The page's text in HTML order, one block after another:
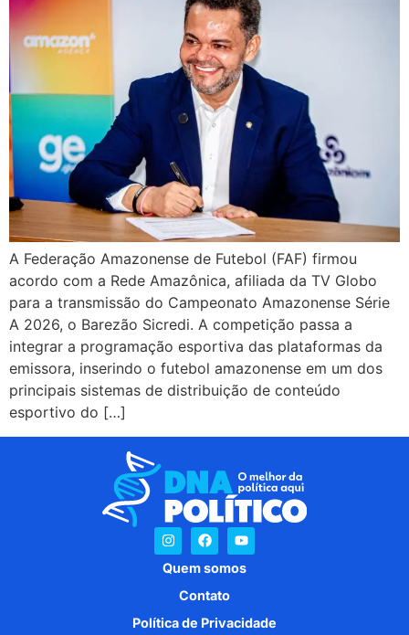
A Federação Amazonense de Futebol (FAF) firmou
acordo com a Rede Amazônica, afiliada da TV Globo
para a transmissão do Campeonato Amazonense Série
A 2026, o Barezão Sicredi. A competição passa a
integrar a programação esportiva das plataformas da
emissora, inserindo o futebol amazonense em um dos
principais sistemas de distribuição de conteúdo
esportivo do […]
Quem somos
Contato
Política de Privacidade